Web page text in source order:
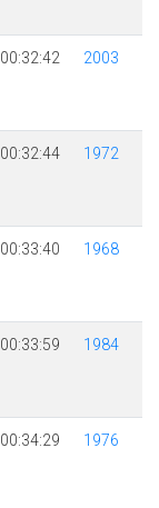
00:32:42 2003
00:32:44 1972
00:33:40 1968
00:33:59 1984
00:34:29 1976